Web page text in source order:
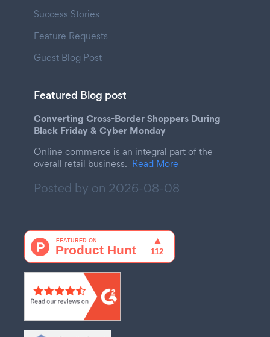
Success Stories
Feature Requests
Guest Blog Post
Featured Blog post
Converting Cross-Border Shoppers During
Black Friday & Cyber Monday
Online commerce is an integral part of the
overall retail business. Read More
Posted by on 2026-08-08